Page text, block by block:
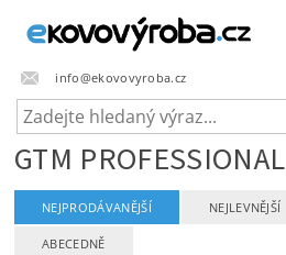
info@ekovovyroba.cz
GTM PROFESSIONAL
NEJPRODÁVANĚJŠÍ NEJLEVNĚJŠÍ
ABECEDNĚ